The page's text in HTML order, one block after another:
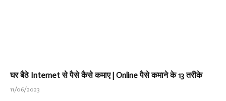
घर बैठे Internet से पैसे कैसे कमाए | Online पैसे कमाने के 13 तरीके
11/06/2023